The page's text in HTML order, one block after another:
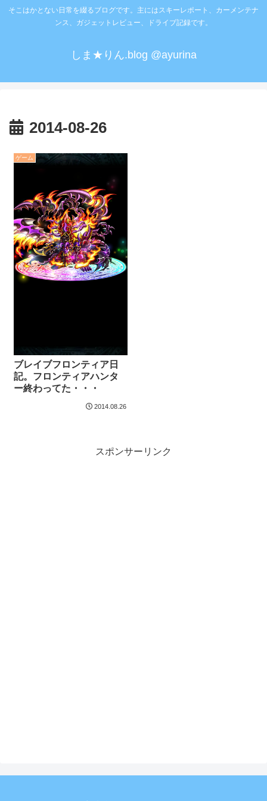
そこはかとない日常を綴るブログです。主にはスキーレポート、カーメンテナ
ンス、ガジェットレビュー、ドライブ記録です。
しま★りん.blog @ayurina
2014-08-26
ゲーム
ブレイブフロンティア日
記。フロンティアハンタ
ー終わってた・・・
2014.08.26
スポンサーリンク